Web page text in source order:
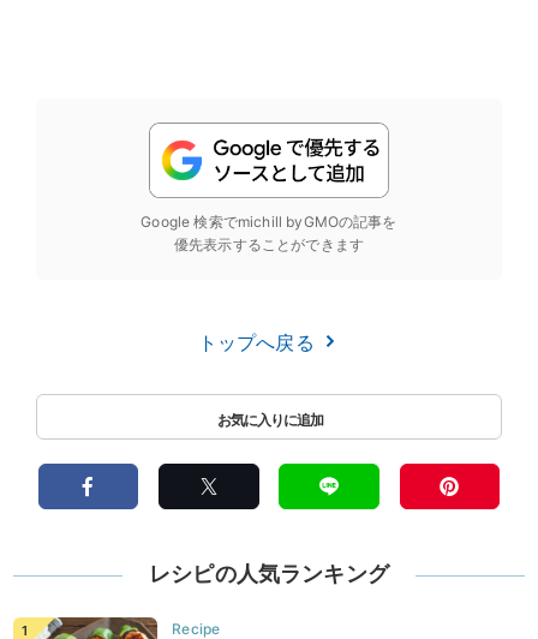
Google 検索でmichill byGMOの記事を
優先表示することができます
トップへ戻る
レシピの人気ランキング